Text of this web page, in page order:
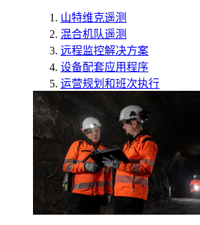
山特维克遥测
混合机队遥测
远程监控解决方案
设备配套应用程序
运营规划和班次执行